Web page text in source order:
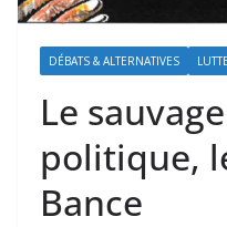
DÉBATS & ALTERNATIVES
Le
politique,
Bance